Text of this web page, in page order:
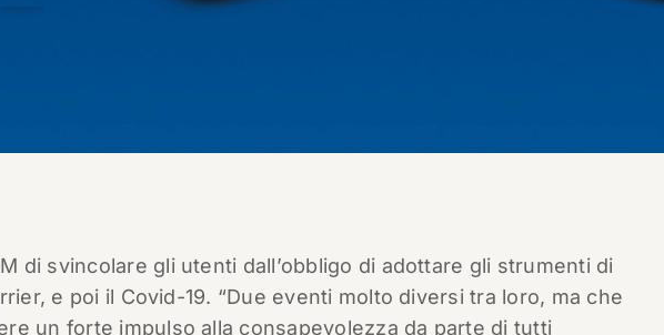
di svincolare gli utenti dall’obbligo di adottare gli strumenti di
e poi il Covid-19. “Due eventi molto diversi tra loro, ma che
un forte impulso alla consapevolezza da parte di tutti